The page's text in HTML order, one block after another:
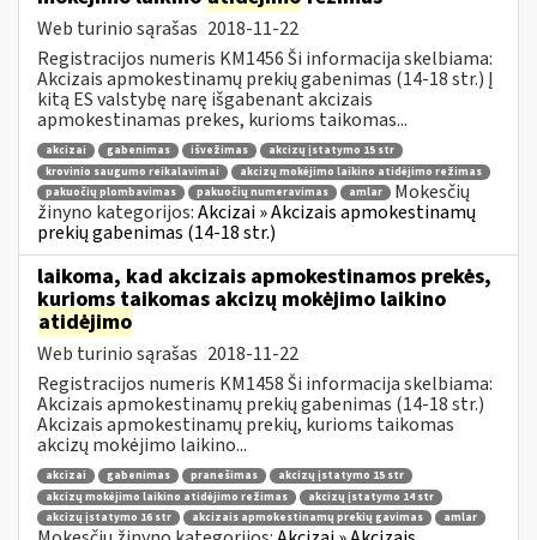
Web turinio sąrašas 2018-11-22
Registracijos numeris KM1456 Ši informacija skelbiama:
Akcizais apmokestinamų prekių gabenimas (14-18 str.) Į
kitą ES valstybę narę išgabenant akcizais
apmokestinamas prekes, kurioms taikomas...
akcizai gabenimas išvežimas
akcizų įstatymo 15 str
krovinio saugumo reikalavimai
akcizų mokėjimo laikino atidėjimo režimas
pakuočių plombavimas
pakuočių numeravimas amlar
Mokesčių
žinyno kategorijos:Akcizai » Akcizais apmokestinamų
prekių gabenimas (14-18 str.)
laikoma, kad akcizais apmokestinamos prekės,
kurioms taikomas akcizų mokėjimo laikino
atidėjimo
Web turinio sąrašas 2018-11-22
Registracijos numeris KM1458 Ši informacija skelbiama:
Akcizais apmokestinamų prekių gabenimas (14-18 str.)
Akcizais apmokestinamų prekių, kurioms taikomas
akcizų mokėjimo laikino...
akcizai gabenimas pranešimas
akcizų įstatymo 15 str
akcizų mokėjimo laikino atidėjimo režimas
akcizų įstatymo 14 str
akcizų įstatymo 16 str
akcizais apmokestinamų prekių gavimas amlar